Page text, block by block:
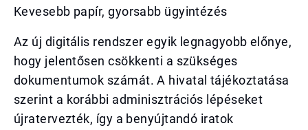
Kevesebb papír, gyorsabb ügyintézés
Az új digitális rendszer egyik legnagyobb előnye,
hogy jelentősen csökkenti a szükséges
dokumentumok számát. A hivatal tájékoztatása
szerint a korábbi adminisztrációs lépéseket
újratervezték, így a benyújtandó iratok